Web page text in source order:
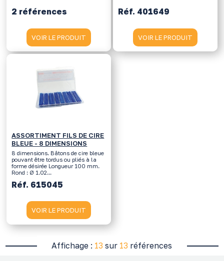
2 références
VOIR LE PRODUIT
Réf. 401649
VOIR LE PRODUIT
ASSORTIMENT FILS DE CIRE
BLEUE - 8 DIMENSIONS
8 dimensions. Bâtons de cire bleue
pouvant être tordus ou pliés à la
forme désirée Longueur 100 mm.
Rond : Ø 1.02...
Réf. 615045
VOIR LE PRODUIT
Affichage : 13 sur 13 références